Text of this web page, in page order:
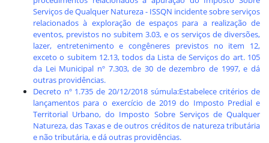
Serviços de Qualquer Natureza - ISSQN incidente sobre serviços
relacionados à exploração de espaços para a realização de
eventos, previstos no subitem 3.03, e os serviços de diversões,
lazer, entretenimento e congêneres previstos no item 12,
exceto o subitem 12.13, todos da Lista de Serviços do art. 105
da Lei Municipal nº 7.303, de 30 de dezembro de 1997, e dá
outras providências.
Decreto nº 1.735 de 20/12/2018 súmula:Estabelece critérios de
lançamentos para o exercício de 2019 do Imposto Predial e
Territorial Urbano, do Imposto Sobre Serviços de Qualquer
Natureza, das Taxas e de outros créditos de natureza tributária
e não tributária, e dá outras providências.